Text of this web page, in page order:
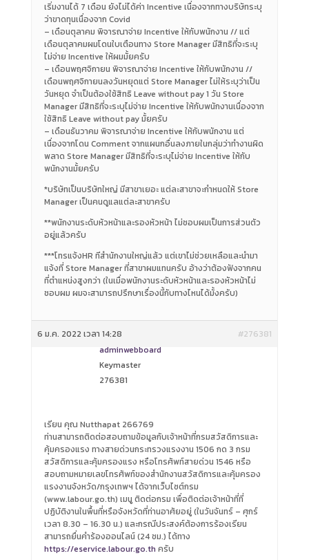
เริ่มงานได้ 7 เดือน ยังไม่ได้ค่า Incentive เนื่องจากทางบริษัทระบุ
ว่าขาดทุนเนื่องจาก Covid
– เดือนตุลาคม พิจารณาจ่าย Incentive ให้กับพนักงาน // แต่
เดือนตุลาคมผมโดนใบเตือนทาง Store Manager มีสิทธิที่จะระบุ
ไม่จ่าย Incentive ให้ผมมั้ยครับ
– เดือนพฤศจิกายน พิจารณาจ่าย Incentive ให้กับพนักงาน //
เดือนพฤศจิกายนลงวันหยุดแต่ Store Manager ไม่ให้ระบุว่าเป็น
วันหยุด จำเป็นต้องใช้สิทธิ Leave without pay 1 วัน Store
Manager มีสิทธิที่จะระบุไม่จ่าย Incentive ให้กับพนักงานเนื่องจาก
ใช้สิทธิ Leave without pay มั้ยครับ
– เดือนธันวาคม พิจารณาจ่าย Incentive ให้กับพนักงาน แต่
เนื่องจากโดน Comment จากแผนกอื่นลงภายในกลุ่มว่าทำงานผิด
พลาด Store Manager มีสิทธิที่จะระบุไม่จ่าย Incentive ให้กับ
พนักงานมั้ยครับ
*บริษัทเป็นบริษัทใหญ่ มีสาขาเยอะ แต่ละสาขาจะกำหนดให้ Store
Manager เป็นคนดูแลแต่ละสาขาครับ
**พนักงานระดับหัวหน้าและรองหัวหน้า ไม่ชอบผมเป็นการส่วนตัว
อยู่แล้วครับ
***โทรแจ้งHR ทีสำนักงานใหญ่แล้ว แต่เขาไม่ช่วยเหลือและนำมา
แจ้งที่ Store Manager ที่สาขาผมแทนครับ อ้างว่าต้องฟังจากคน
ที่ตำแหน่งสูงกว่า (ในเมื่อพนักงานระดับหัวหน้าและรองหัวหน้าไม่
ชอบผม ผมจะสามารถปรึกษาเรื่องนี้กับทางไหนได้มั้งครับ)
6 ม.ค. 2022 เวลา 14:28
#276381
adminwebboard
Keymaster
276381
เรียน คุณ Nutthapat 266769
ท่านสามารถติดต่อสอบถามข้อมูลกับเจ้าหน้าที่กรมสวัสดิการและ
คุ้มครองแรง ทางสายด่วนกระทรวงแรงงาน 1506 กด 3 กรม
สวัสดิการและคุ้มครองแรง หรือโทรศัพท์สายด่วน 1546 หรือ
สอบถามหมายเลขโทรศัพท์ของสำนักงานสวัสดิการและคุ้มครอง
แรงงานจังหวัด/กรุงเทพฯ ได้จากเว็บไซต์กรม
(www.labour.go.th) เมนู ติดต่อกรม เพื่อติดต่อเจ้าหน้าที่ที่
ปฏิบัติงานในพื้นที่หรือจังหวัดที่ท่านอาศัยอยู่ (ในวันจันทร์ – ศุกร์
เวลา 8.30 – 16.30 น.) และกรณีประสงค์ต้องการร้องเรียน
สามารถยื่นคำร้องออนไลน์ (24 ชม.) ได้ทาง
https://eservice.labour.go.th ครับ